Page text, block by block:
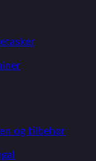
og tilbehør